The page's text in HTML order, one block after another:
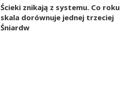
Ścieki znikają z systemu. Co roku
skala dorównuje jednej trzeciej
Śniardw